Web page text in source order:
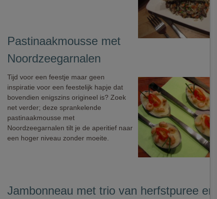
Pastinaakmousse met
Noordzeegarnalen
Tijd voor een feestje maar geen
inspiratie voor een feestelijk hapje dat
bovendien enigszins origineel is? Zoek
net verder; deze sprankelende
pastinaakmousse met
Noordzeegarnalen tilt je de aperitief naar
een hoger niveau zonder moeite.
Jambonneau met trio van herfstpuree en